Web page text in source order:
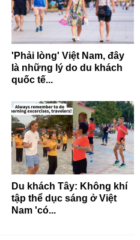
'Phải lòng' Việt Nam, đây
là những lý do du khách
quốc tế...
Du khách Tây: Không khí
tập thể dục sáng ở Việt
Nam 'có...